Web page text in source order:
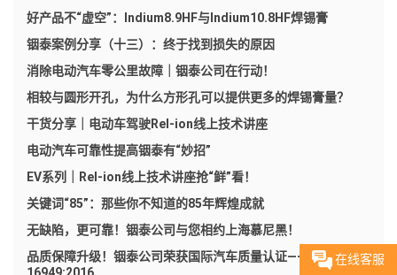
在线客服
好产品不“虚空”：Indium8.9HF与Indium10.8HF焊锡膏
铟泰案例分享（十三）：终于找到损失的原因
消除电动汽车零公里故障｜铟泰公司在行动！
相较与圆形开孔，为什么方形孔可以提供更多的焊锡膏量？
干货分享｜电动车驾驶Rel-ion线上技术讲座
电动汽车可靠性提高铟泰有“妙招”
EV系列｜Rel-ion线上技术讲座抢“鲜”看！
关键词“85”：那些你不知道的85年辉煌成就
无缺陷，更可靠！铟泰公司与您相约上海慕尼黑！
品质保障升级！铟泰公司荣获国际汽车质量认证——IATF-